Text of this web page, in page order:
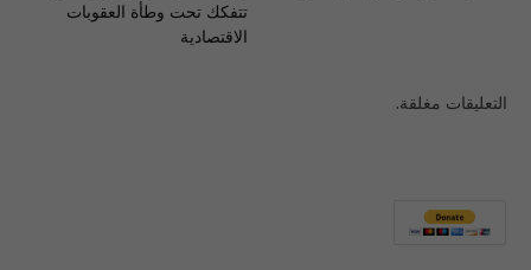
تتفكك تحت وطأة العقوبات
الاقتصادية
التعليقات مغلقة.